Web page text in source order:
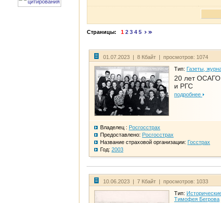
Страницы: 1 2 3 4 5
01.07.2023 | 8 Кбайт | просмотров: 1074
Тип: Газеты,
20 лет
и РГС
подробнее
Владелец : Росгосстрах
Предоставлено: Росгосстрах
Название страховой организации: Госстрах
Год: 2003
10.06.2023 | 7 Кбайт | просмотров: 1033
Тип:
Тимофея Бегрова